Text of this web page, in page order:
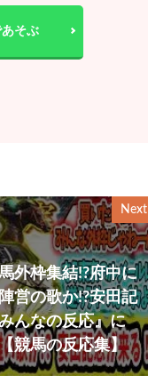
そぶ
Next
外枠集結!?府中に
営の歌か!?安田記
んなの反応』に
競馬の反応集】